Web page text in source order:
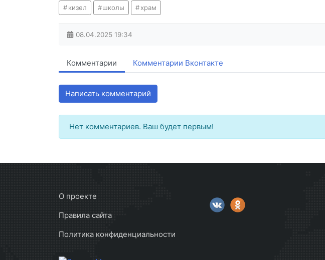
кизел школы храм
08.04.2025 19:34
Комментарии Комментарии Вконтакте
Написать комментарий
Нет комментариев. Ваш будет первым!
О проекте
Правила сайта
Политика конфиденциальности